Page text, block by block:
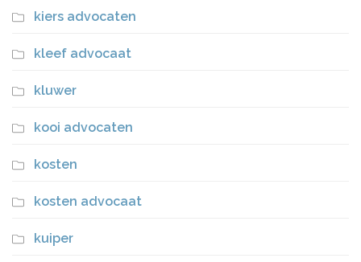
kiers advocaten
kleef advocaat
kluwer
kooi advocaten
kosten
kosten advocaat
kuiper